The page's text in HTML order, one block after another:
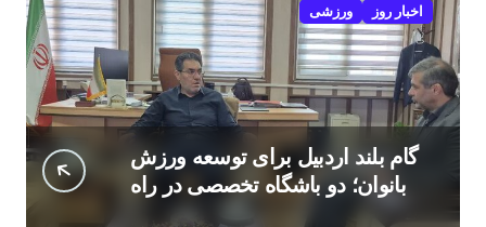
اخبار روز ورزشی
گام بلند اردبیل برای توسعه ورزش
بانوان؛ دو باشگاه تخصصی در راه
است